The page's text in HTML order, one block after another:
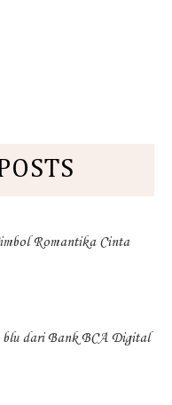
Romantika Cinta
dari Bank BCA Digital